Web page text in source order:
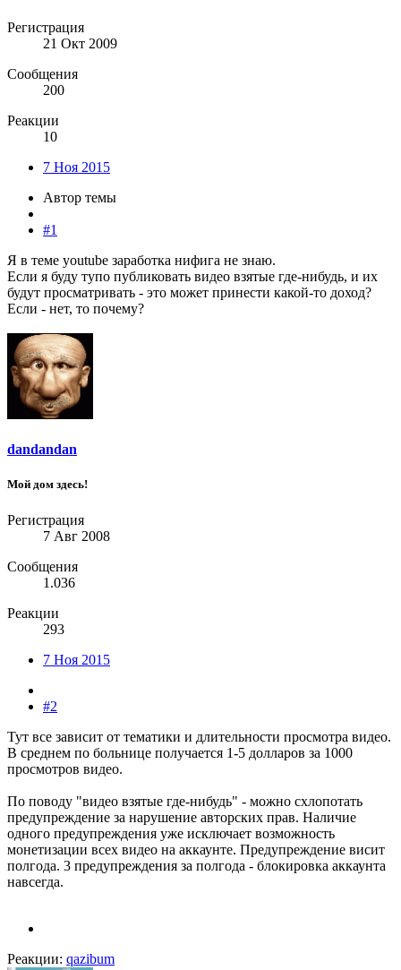
Регистрация
21 Окт 2009
Сообщения
200
Реакции
10
7 Ноя 2015
Автор темы
#1
Я в теме youtube заработка нифига не знаю.
Если я буду тупо публиковать видео взятые где-нибудь, и их
будут просматривать - это может принести какой-то доход?
Если - нет, то почему?
dandandan
Мой дом здесь!
Регистрация
7 Авг 2008
Сообщения
1.036
Реакции
293
7 Ноя 2015
#2
Тут все зависит от тематики и длительности просмотра видео.
В среднем по больнице получается 1-5 долларов за 1000
просмотров видео.
По поводу "видео взятые где-нибудь" - можно схлопотать
предупреждение за нарушение авторских прав. Наличие
одного предупреждения уже исключает возможность
монетизации всех видео на аккаунте. Предупреждение висит
полгода. 3 предупреждения за полгода - блокировка аккаунта
навсегда.
Реакции: qazibum